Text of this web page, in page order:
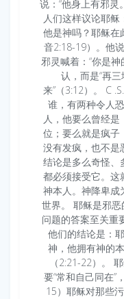
说：“他身上有邪灵
人们这样议论耶稣
他是神吗？耶稣在
音2:18-19）。他
邪灵喊着：“你是
认，而是“再
来”（3:12）。 C
谁，有两种令人
人，他要么曾经
位；要么就是疯子
没有发疯，也不是
结论是多么奇怪、
都必须接受它。这
神本人。神降卑成
世界。 耶稣是邪
问题的答案至关重
他们的结论是：
神，他拥有神的
（2:21-22）。
要“常和自己同在”
15）耶稣对那些